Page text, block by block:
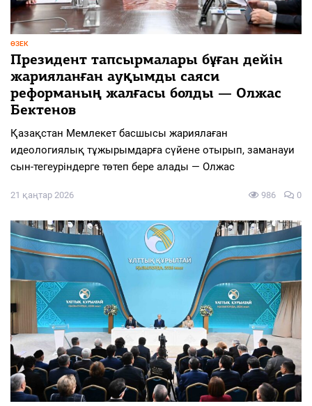
ӨЗЕК
Президент тапсырмалары бұған дейін
жарияланған ауқымды саяси
реформаның жалғасы болды — Олжас
Бектенов
Қазақстан Мемлекет басшысы жариялаған
идеологиялық тұжырымдарға сүйене отырып, заманауи
сын-тегеуріндерге төтеп бере алады — Олжас
21 қаңтар 2026 986 0